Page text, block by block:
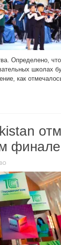
Определено,
школах
как